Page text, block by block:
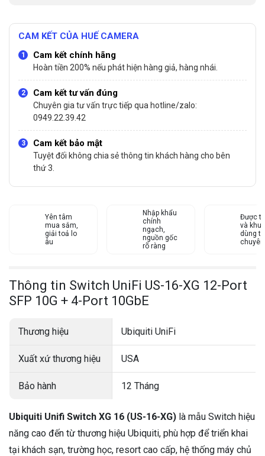
CAM KẾT CỦA HUẾ CAMERA
Cam kết chính hãng
Hoàn tiền 200% nếu phát hiện hàng giả, hàng nhái.
Cam kết tư vấn đúng
Chuyên gia tư vấn trực tiếp qua hotline/zalo:
0949.22.39.42
Cam kết bảo mật
Tuyệt đối không chia sẻ thông tin khách hàng cho bên
thứ 3.
Yên tâm
mua sắm,
giải toả lo
âu
Nhập khẩu
chính
ngạch,
nguồn gốc
rõ ràng
Được
và
dùng từ
Thông tin Switch UniFi US-16-XG 12-Port
SFP 10G + 4-Port 10GbE
Thương hiệu Ubiquiti UniFi
Xuất xứ thương hiệu USA
Bảo hành 12 Tháng
Ubiquiti Unifi Switch XG 16 (US-16-XG) là mẫu Switch hiệu
năng cao đến từ thương hiệu Ubiquiti, phù hợp để triển khai
tại khách sạn, trường học, resort cao cấp, hệ thống máy chủ